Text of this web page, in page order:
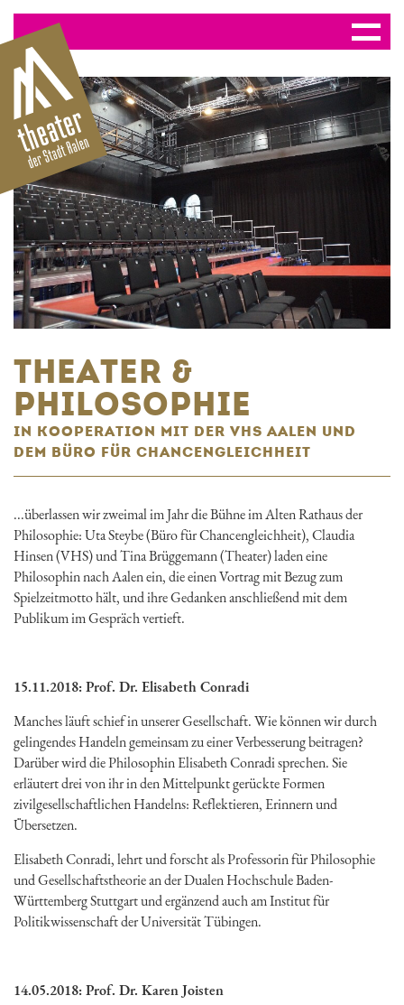
THEATER &
PHILOSOPHIE
IN KOOPERATION MIT DER VHS AALEN UND
DEM BÜRO FÜR CHANCENGLEICHHEIT
...überlassen wir zweimal im Jahr die Bühne im Alten Rathaus der
Philosophie: Uta Steybe (Büro für Chancengleichheit), Claudia
Hinsen (VHS) und Tina Brüggemann (Theater) laden eine
Philosophin nach Aalen ein, die einen Vortrag mit Bezug zum
Spielzeitmotto hält, und ihre Gedanken anschließend mit dem
Publikum im Gespräch vertieft.
15.11.2018: Prof. Dr. Elisabeth Conradi
Manches läuft schief in unserer Gesellschaft. Wie können wir durch
gelingendes Handeln gemeinsam zu einer Verbesserung beitragen?
Darüber wird die Philosophin Elisabeth Conradi sprechen. Sie
erläutert drei von ihr in den Mittelpunkt gerückte Formen
zivilgesellschaftlichen Handelns: Reflektieren, Erinnern und
Übersetzen.
Elisabeth Conradi, lehrt und forscht als Professorin für Philosophie
und Gesellschaftstheorie an der Dualen Hochschule Baden-
Württemberg Stuttgart und ergänzend auch am Institut für
Politikwissenschaft der Universität Tübingen.
14.05.2018: Prof. Dr. Karen Joisten